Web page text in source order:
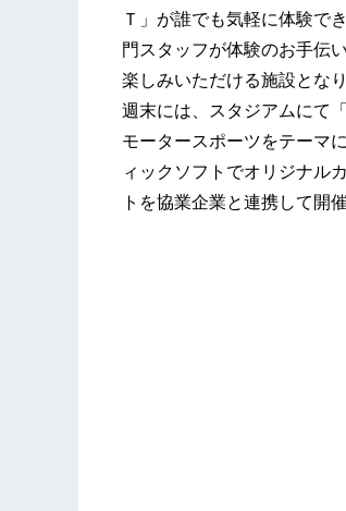
Ｔ」が誰でも気軽に体験で
門スタッフが体験のお手伝
楽しみいただける施設となり
週末には、スタジアムにて
モータースポーツをテーマ
ィックソフトでオリジナル
トを協業企業と連携して開